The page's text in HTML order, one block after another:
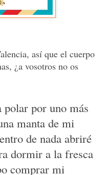
así que el cuerpo
¿a vosotros no os
polar por uno más
manta de mi
de nada abriré
dormir a la fresca
comprar mi